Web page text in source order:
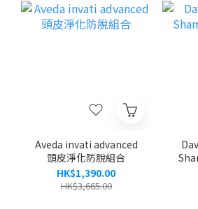
Aveda invati advanced
頭皮淨化防脫組合
HK$1,390.00
HK$3,665.00